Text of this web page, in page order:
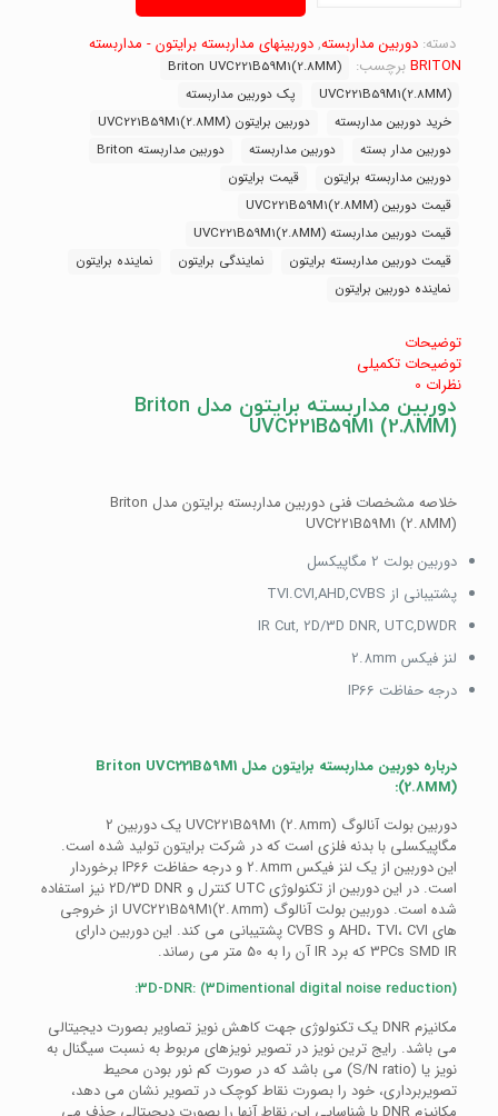
Briton
UVC221B59M1
(2.8MM)
عدد
دسته: دوربین مداربسته,دوربینهای مداربسته برایتون - مداربسته
BRITONبرچسب:
Briton UVC221B59M1(2.8MM)
UVC221B59M1(2.8MM)
پک دوربین مداربسته
خرید دوربین مداربسته
دوربین برایتون UVC221B59M1(2.8MM)
دوربین مدار بسته
دوربین مداربسته
دوربین مداربسته Briton
دوربین مداربسته برایتون
قیمت برایتون
قیمت دوربین UVC221B59M1(2.8MM)
قیمت دوربین مداربسته UVC221B59M1(2.8MM)
قیمت دوربین مداربسته برایتون
نمایندگی برایتون
نماینده برایتون
نماینده دوربین برایتون
توضیحات
توضیحات تکمیلی
نظرات 0
دوربین مداربسته برایتون مدل Briton
UVC221B59M1 (2.8MM)
خلاصه مشخصات فنی دوربین مداربسته برایتون مدل Briton
UVC221B59M1 (2.8MM)
دوربین بولت 2 مگاپیکسل
پشتیبانی از TVI.CVI,AHD,CVBS
IR Cut, 2D/3D DNR, UTC,DWDR
لنز فیکس 2.8mm
درجه حفاظت IP66
درباره دوربین مداربسته برایتون مدل Briton UVC221B59M1
(2.8MM):
دوربین بولت آنالوگ (UVC221B59M1 (2.8mm یک دوربین 2
مگاپیکسلی با بدنه فلزی است که در شرکت برایتون تولید شده است.
این دوربین از یک لنز فیکس 2.8mm و درجه حفاظت IP66 برخوردار
است. در این دوربین از تکنولوژی UTC کنترل و 2D/3D DNR نیز استفاده
شده است. دوربین بولت آنالوگ (UVC221B59M1(2.8mm از خروجی
های AHD، TVI، CVI و CVBS پشتیبانی می کند. این دوربین دارای
3PCs SMD IR که برد IR آن را به 50 متر می رساند.
3D-DNR: (3Dimentional digital noise reduction):
مکانیزم DNR یک تکنولوژی جهت کاهش نویز تصاویر بصورت دیجیتالی
می باشد. رایج ترین نویز در تصویر نویزهای مربوط به نسبت سیگنال به
نویز یا (S/N ratio) می باشد که در صورت کم نور بودن محیط
تصویربرداری، خود را بصورت نقاط کوچک در تصویر نشان می دهد،